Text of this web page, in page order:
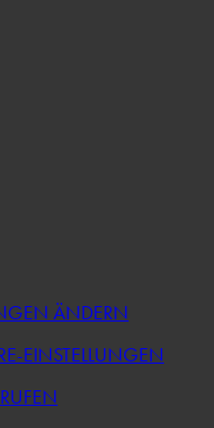
ÄNDERN
EINSTELLUNGEN